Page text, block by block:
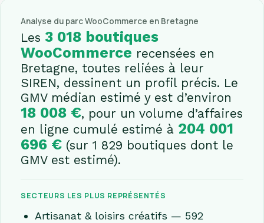
Analyse du parc WooCommerce en Bretagne
Les3 018 boutiques
WooCommerce recensées en
Bretagne, toutes reliées à leur
SIREN, dessinent un profil précis. Le
GMV médian estimé y est d’environ
18 008 €, pour un volume d’affaires
en ligne cumulé estimé à 204 001
696 € (sur 1 829 boutiques dont le
GMV est estimé).
SECTEURS LES PLUS REPRÉSENTÉS
Artisanat & loisirs créatifs — 592